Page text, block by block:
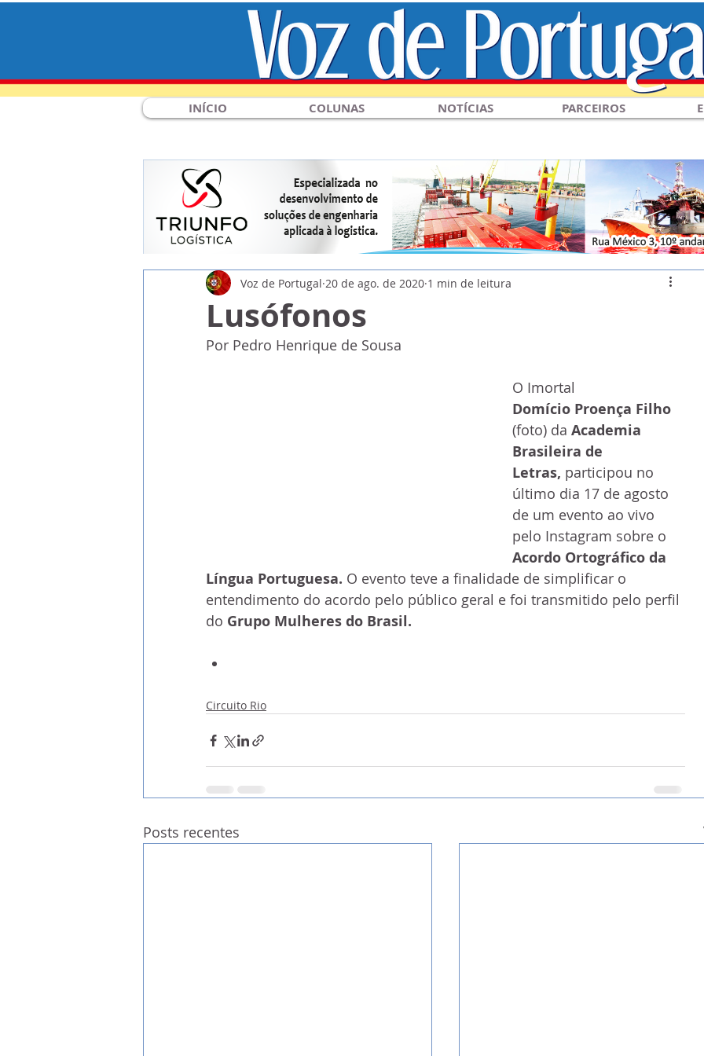
INÍCIO COLUNAS NOTÍCIAS PARCEIROS
Lusófonos
Voz de Portugal 20 de ago. de 2020 1 min de leitura
Por Pedro Henrique de Sousa
O Imortal
Domício Proença Filho
(foto) da Academia
Brasileira de
Letras, participou no
último dia 17 de agosto
de um evento ao vivo
pelo Instagram sobre o
Acordo Ortográfico da
Língua Portuguesa. O evento teve a finalidade de simplificar o
entendimento do acordo pelo público geral e foi transmitido pelo perfil
do Grupo Mulheres do Brasil.
Circuito Rio
Posts recentes